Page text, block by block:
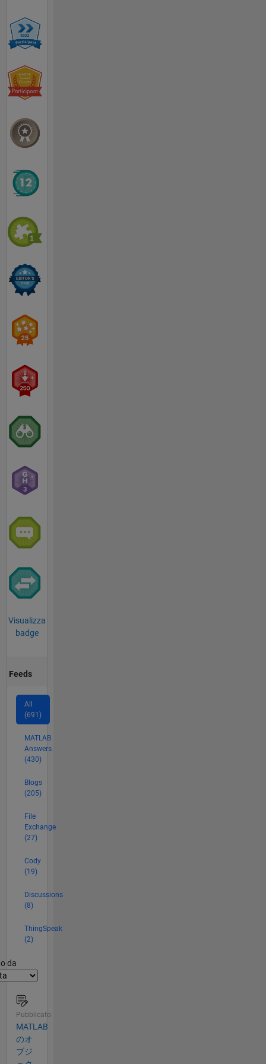
accurate-
answers-
quickly
Visualizza
badge
Feeds
All
(691)
MATLAB
Answers
(430)
Blogs
(205)
File
Exchange
(27)
Cody
(19)
Discussions
(8)
ThingSpeak
(2)
da
Pubblicato
MATLAB
のオ
ブジ